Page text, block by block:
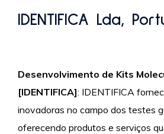
IDENTIFICA Lda,
Desenvolvimento de Kits
[IDENTIFICA]: IDENTIFICA
inovadoras no campo dos testes
oferecendo produtos e serviços